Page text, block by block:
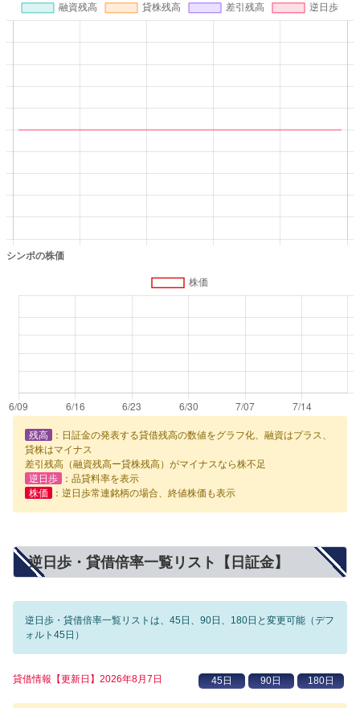
残高
：日証金の発表する貸借残高の数値をグラフ化、融資はプラス、
貸株はマイナス
差引残高（融資残高ー貸株残高）がマイナスなら株不足
逆日歩
：品貸料率を表示
株価
：逆日歩常連銘柄の場合、終値株価も表示
逆日歩・貸借倍率一覧リスト【日証金】
逆日歩・貸借倍率一覧リストは、45日、90日、180日と変更可能（デフ
ォルト45日）
貸借情報【更新日】2026年8月7日